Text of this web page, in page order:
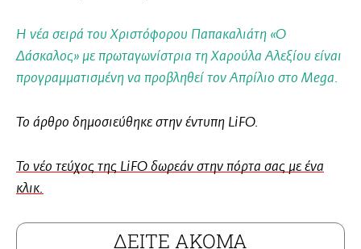
Η νέα σειρά του Χριστόφορου Παπακαλιάτη «Ο
Δάσκαλος» με πρωταγωνίστρια τη Χαρούλα Αλεξίου είναι
προγραμματισμένη να προβληθεί τον Απρίλιο στο Mega.
Το άρθρο δημοσιεύθηκε στην έντυπη LiFO.
To νέο τεύχος της LiFO δωρεάν στην πόρτα σας με ένα
κλικ.
ΔΕΙΤΕ ΑΚΟΜΑ